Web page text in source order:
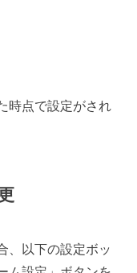
時点で設定がされ
、以下の設定ボッ